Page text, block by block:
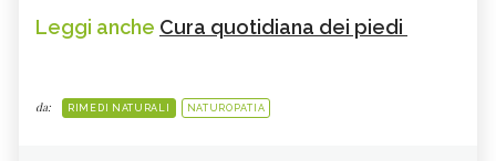
Leggi anche Cura quotidiana dei piedi
da: RIMEDI NATURALI NATUROPATIA